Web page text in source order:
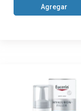
Agregar